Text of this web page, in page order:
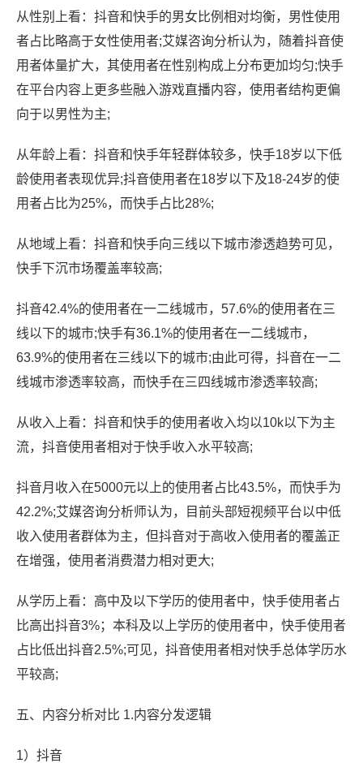
从性别上看：抖音和快手的男女比例相对均衡，男性使用
者占比略高于女性使用者;艾媒咨询分析认为，随着抖音使
用者体量扩大，其使用者在性别构成上分布更加均匀;快手
在平台内容上更多些融入游戏直播内容，使用者结构更偏
向于以男性为主;
从年龄上看：抖音和快手年轻群体较多，快手18岁以下低
龄使用者表现优异;抖音使用者在18岁以下及18-24岁的使
用者占比为25%，而快手占比28%;
从地域上看：抖音和快手向三线以下城市渗透趋势可见，
快手下沉市场覆盖率较高;
抖音42.4%的使用者在一二线城市，57.6%的使用者在三
线以下的城市;快手有36.1%的使用者在一二线城市，
63.9%的使用者在三线以下的城市;由此可得，抖音在一二
线城市渗透率较高，而快手在三四线城市渗透率较高;
从收入上看：抖音和快手的使用者收入均以10k以下为主
流，抖音使用者相对于快手收入水平较高;
抖音月收入在5000元以上的使用者占比43.5%，而快手为
42.2%;艾媒咨询分析师认为，目前头部短视频平台以中低
收入使用者群体为主，但抖音对于高收入使用者的覆盖正
在增强，使用者消费潜力相对更大;
从学历上看：高中及以下学历的使用者中，快手使用者占
比高出抖音3%；本科及以上学历的使用者中，快手使用者
占比低出抖音2.5%;可见，抖音使用者相对快手总体学历水
平较高;
五、内容分析对比 1.内容分发逻辑
1）抖音